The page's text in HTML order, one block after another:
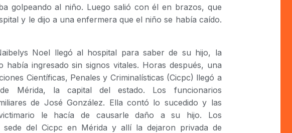
golpeando al niño. Luego salió con él en brazos, que
y le dijo a una enfermera que el niño se había caído.
Noel llegó al hospital para saber de su hijo, la
ingresado sin signos vitales. Horas después, una
Científicas, Penales y Criminalísticas (Cicpc) llegó a
Mérida, la capital del estado. Los funcionarios
de José González. Ella contó lo sucedido y las
le hacía de causarle daño a su hijo. Los
del Cicpc en Mérida y allí la dejaron privada de